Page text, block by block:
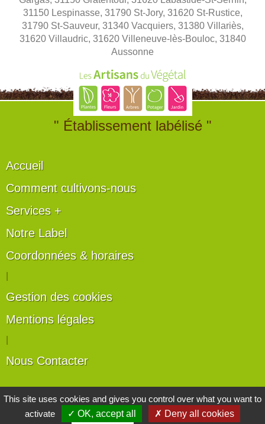
31150 Lespinasse, 31790 St-Jory, 31620 St-Rustice,
31790 St-Sauveur, 31340 Vacquiers, 31380 Villariès,
31620 Villaudric, 31620 Villeneuve-lès-Bouloc, 31840
Aussonne
" Établissement labélisé "
Accueil
Comment cultivons-nous
Services +
Notre Label
Coordonnées & horaires
Gestion des cookies
Mentions légales
Nous Contacter
Les artisans du végétal
Horticulteurs et pépinièristes de France
This site uses cookies and gives you control over what you want to
activate
✓ OK, accept all ✗ Deny all cookies